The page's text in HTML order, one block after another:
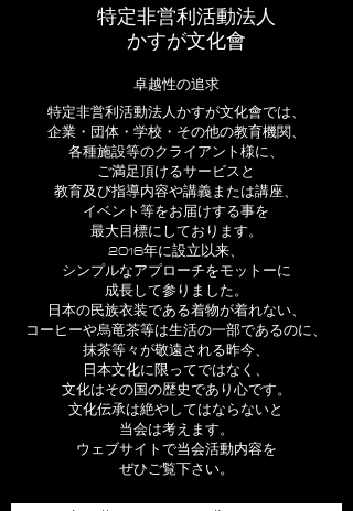
特定非営利活動法人
かすが文化會
卓越性の追求
特定非営利活動法人かすが文化會では、
企業・団体・学校・その他の教育機関、
各種施設等のクライアント様に、
ご満足頂けるサービスと
教育及び指導内容や講義または講座、
イベント等をお届けする事を
最大目標にしております。
2016年に設立以来、
シンプルなアプローチをモットーに
成長して参りました。
日本の民族衣装である着物が着れない、
コーヒーや烏竜茶等は生活の一部であるのに、
抹茶等々が敬遠される昨今、
日本文化に限ってではなく、
​文化はその国の歴史であり心です。
文化伝承は絶やしてはならないと
当会は考えます。
ウェブサイトで当会活動内容を
ぜひご覧下さい。